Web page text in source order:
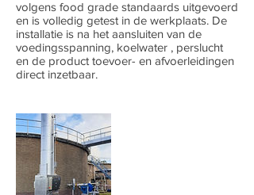
volgens food grade standaards uitgevoerd
en is volledig getest in de werkplaats. De
installatie is na het aansluiten van de
voedingsspanning, koelwater , perslucht
en de product toevoer- en afvoerleidingen
direct inzetbaar.